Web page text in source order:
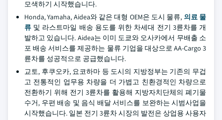
모색하기 시작했습니다.
Honda, Yamaha, Aidea와 같은 대형 OEM은 도시 물류, 의료 물
류 및 라스트마일 배송 용도를 위한 차세대 전기 3륜차를 개
발하고 있습니다. Aidea는 이미 도쿄와 오사카에서 무배출 소
포 배송 서비스를 제공하는 물류 기업을 대상으로 AA-Cargo 3
륜차를 성공적으로 공급했습니다.
교토, 후쿠오카, 요코하마 등 도시의 지방정부는 기존의 무겁
고 전통적인 업무용 차량을 더 가볍고 친환경적인 차량으로
전환하기 위해 전기 3륜차를 활용해 지방자치단체의 폐기물
수거, 우편 배송 및 음식 배달 서비스를 보완하는 시범사업을
시작했습니다. 일본 전기 3륜차 시장의 발전은 상업용 사용자